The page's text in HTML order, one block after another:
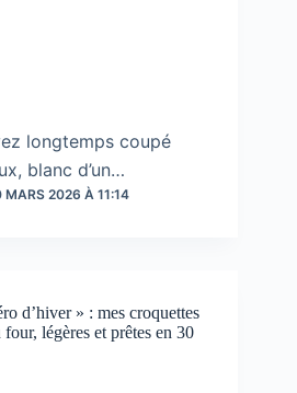
longtemps coupé
blanc d’un…
MARS 2026 À 11:14
d’hiver » : mes croquettes
légères et prêtes en 30